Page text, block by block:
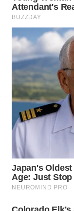
WN
SURABAYA
WN
NATUNA
WN
BINTAN
MANDALIKA
WN
LIKUPANG